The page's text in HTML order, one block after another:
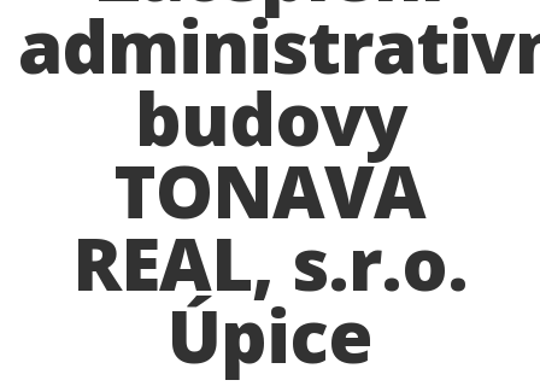
budovy
TONAVA
REAL, s.r.o.
Úpice